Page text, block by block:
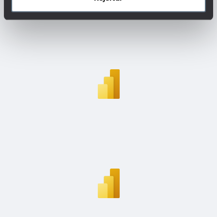
desta profissão e quais as evoluções de carreira
mais comuns.